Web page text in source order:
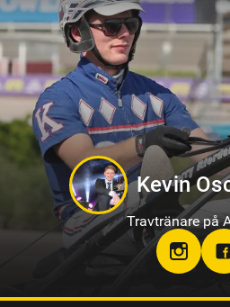
Philip Di
Travtränare på